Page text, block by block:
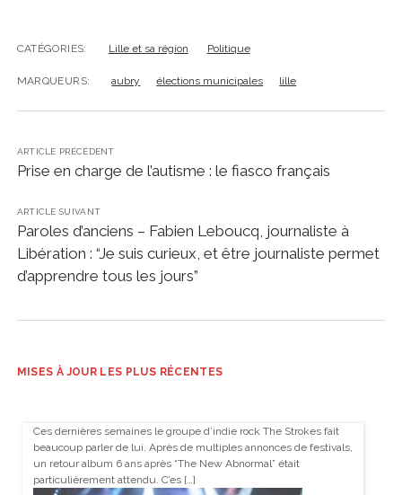
CATÉGORIES: Lille et sa région Politique
MARQUEURS: aubry élections municipales lille
ARTICLE PRÉCÉDENT
Prise en charge de l’autisme : le fiasco français
ARTICLE SUIVANT
Paroles d’anciens – Fabien Leboucq, journaliste à
Libération : “Je suis curieux, et être journaliste permet
d’apprendre tous les jours”
MISES À JOUR LES PLUS RÉCENTES
Ces dernières semaines le groupe d’indie rock The Strokes fait
beaucoup parler de lui. Après de multiples annonces de festivals,
un retour album 6 ans après “The New Abnormal” était
particulièrement attendu. C’es […]